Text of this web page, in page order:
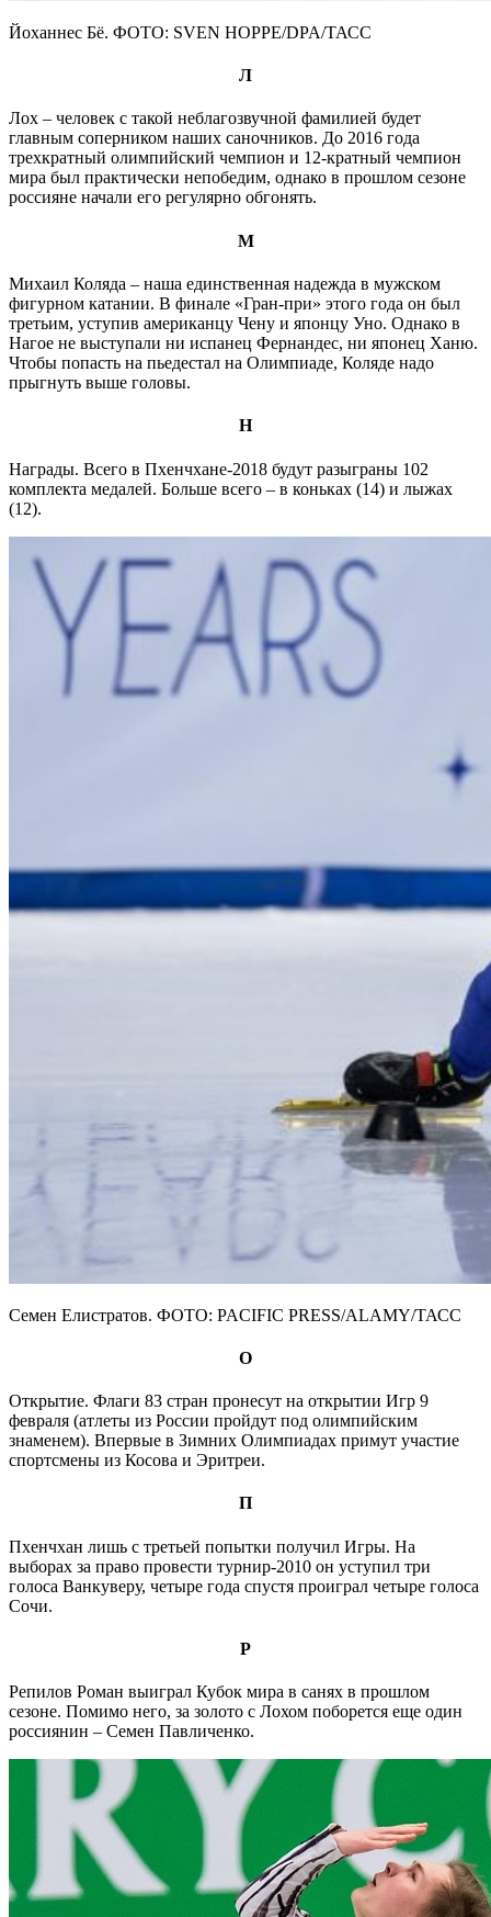
Йоханнес Бё. ФОТО: SVEN HOPPE/DPA/ТАСС
Л
Лох – человек с такой неблагозвучной фамилией будет
главным соперником наших саночников. До 2016 года
трехкратный олимпийский чемпион и 12-кратный чемпион
мира был практически непобедим, однако в прошлом сезоне
россияне начали его регулярно обгонять.
М
Михаил Коляда – наша единственная надежда в мужском
фигурном катании. В финале «Гран-при» этого года он был
третьим, уступив американцу Чену и японцу Уно. Однако в
Нагое не выступали ни испанец Фернандес, ни японец Ханю.
Чтобы попасть на пьедестал на Олимпиаде, Коляде надо
прыгнуть выше головы.
Н
Награды. Всего в Пхенчхане-2018 будут разыграны 102
комплекта медалей. Больше всего – в коньках (14) и лыжах
(12).
Семен Елистратов. ФОТО: PACIFIC PRESS/ALAMY/ТАСС
О
Открытие. Флаги 83 стран пронесут на открытии Игр 9
февраля (атлеты из России пройдут под олимпийским
знаменем). Впервые в Зимних Олимпиадах примут участие
спортсмены из Косова и Эритреи.
П
Пхенчхан лишь с третьей попытки получил Игры. На
выборах за право провести турнир-2010 он уступил три
голоса Ванкуверу, четыре года спустя проиграл четыре голоса
Сочи.
Р
Репилов Роман выиграл Кубок мира в санях в прошлом
сезоне. Помимо него, за золото с Лохом поборется еще один
россиянин – Семен Павличенко.